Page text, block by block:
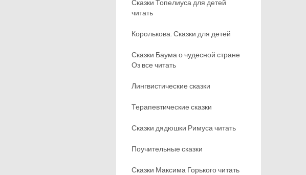
Сказки Топелиуса для детей
читать
Королькова. Сказки для детей
Сказки Баума о чудесной стране
Оз все читать
Лингвистические сказки
Терапевтические сказки
Сказки дядюшки Римуса читать
Поучительные сказки
Сказки Максима Горького читать